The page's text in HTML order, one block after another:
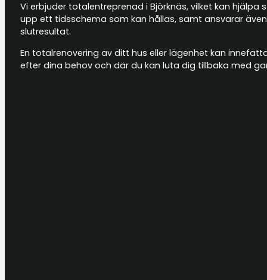
Vi erbjuder totalentreprenad i Björknäs, vilket kan
upp ett tidsschema som kan hållas, samt ansvarar
slutresultat.
En totalrenovering av ditt hus eller lägenhet kan
efter dina behov och där du kan luta dig tillbaka med